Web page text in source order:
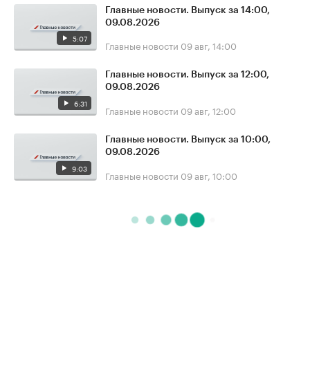
5:07
Главные новости. Выпуск за 14:00,
09.08.2026
Главные новости 09 авг, 14:00
6:31
Главные новости. Выпуск за 12:00,
09.08.2026
Главные новости 09 авг, 12:00
9:03
Главные новости. Выпуск за 10:00,
09.08.2026
Главные новости 09 авг, 10:00